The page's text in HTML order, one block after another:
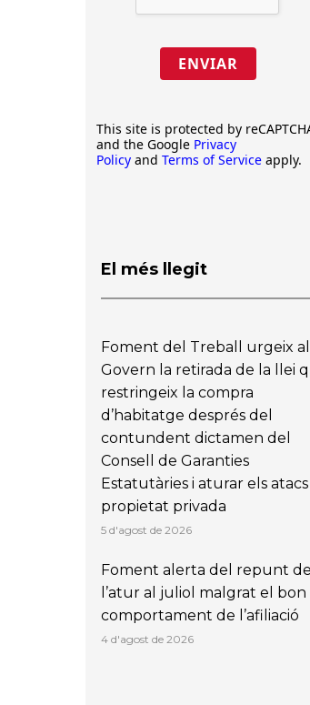
ENVIAR
This site is protected by
and the Google Privacy
Policy and Terms of Service apply.
El més llegit
Foment del Treball urgeix al
Govern la retirada de la llei
restringeix la compra
d’habitatge després del
contundent dictamen del
Consell de Garanties
Estatutàries i aturar els atacs
propietat privada
5 d'agost de 2026
Foment alerta del repunt de
l’atur al juliol malgrat el bon
comportament de l’afiliació
4 d'agost de 2026